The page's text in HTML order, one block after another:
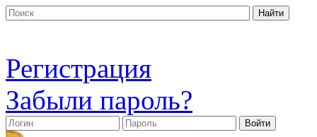
Регистрация
Забыли пароль?